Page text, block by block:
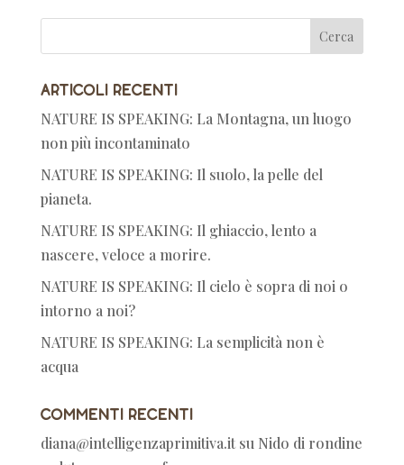
Articoli recenti
NATURE IS SPEAKING: La Montagna, un luogo
non più incontaminato
NATURE IS SPEAKING: Il suolo, la pelle del
pianeta.
NATURE IS SPEAKING: Il ghiaccio, lento a
nascere, veloce a morire.
NATURE IS SPEAKING: Il cielo è sopra di noi o
intorno a noi?
NATURE IS SPEAKING: La semplicità non è
acqua
Commenti recenti
diana@intelligenzaprimitiva.itsu Nido di rondine